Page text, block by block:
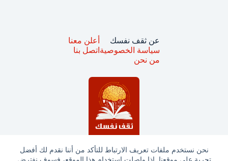
نحن نستخدم ملفات تعريف الارتباط للتأكد من أننا نقدم لك أفضل
عن ثقف نفسك
سياسة الخصوصية
من نحن
أعلن معنا
اتصل بنا